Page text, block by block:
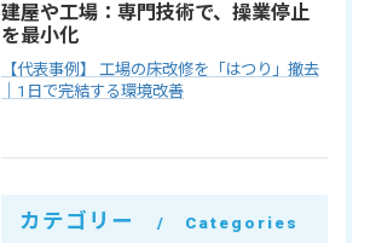
建屋や工場：専門技術で、操業停止
を最小化
【代表事例】 工場の床改修を「はつり」撤去
｜1日で完結する環境改善
カテゴリー Categories